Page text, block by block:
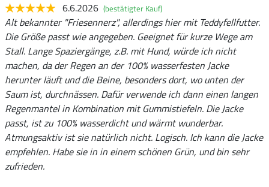
6.6.2026 (bestätigter Kauf)
Alt bekannter "Friesennerz", allerdings hier mit Teddyfellfutter.
Die Größe passt wie angegeben. Geeignet für kurze Wege am
Stall. Lange Spaziergänge, z.B. mit Hund, würde ich nicht
machen, da der Regen an der 100% wasserfesten Jacke
herunter läuft und die Beine, besonders dort, wo unten der
Saum ist, durchnässen. Dafür verwende ich dann einen langen
Regenmantel in Kombination mit Gummistiefeln. Die Jacke
passt, ist zu 100% wasserdicht und wärmt wunderbar.
Atmungsaktiv ist sie natürlich nicht. Logisch. Ich kann die Jacke
empfehlen. Habe sie in in einem schönen Grün, und bin sehr
zufrieden.